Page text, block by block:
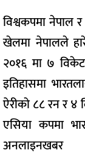
विश्वकपमा
खेलमा नेपालले
२०१६ मा ७
इतिहासमा
ऐरीको ८८ रन र
एसिया कपमा
अनलाइनखबर